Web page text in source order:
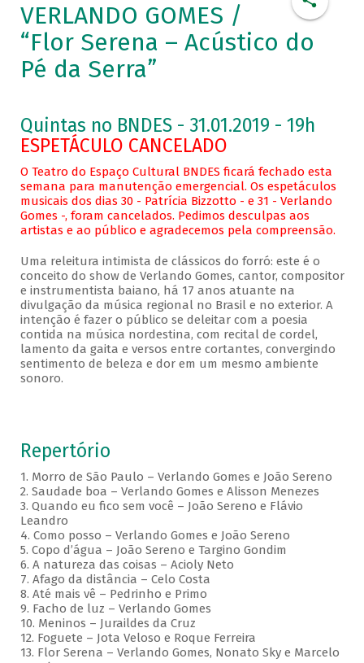
VERLANDO GOMES /
“Flor Serena – Acústico do
Pé da Serra”
Quintas no BNDES - 31.01.2019 - 19h
ESPETÁCULO CANCELADO
O Teatro do Espaço Cultural BNDES ficará fechado esta
semana para manutenção emergencial. Os espetáculos
musicais dos dias 30 - Patrícia Bizzotto - e 31 - Verlando
Gomes -, foram cancelados. Pedimos desculpas aos
artistas e ao público e agradecemos pela compreensão.
Uma releitura intimista de clássicos do forró: este é o
conceito do show de Verlando Gomes, cantor, compositor
e instrumentista baiano, há 17 anos atuante na
divulgação da música regional no Brasil e no exterior. A
intenção é fazer o público se deleitar com a poesia
contida na música nordestina, com recital de cordel,
lamento da gaita e versos entre cortantes, convergindo
sentimento de beleza e dor em um mesmo ambiente
sonoro.
Repertório
1. Morro de São Paulo – Verlando Gomes e João Sereno
2. Saudade boa – Verlando Gomes e Alisson Menezes
3. Quando eu fico sem você – João Sereno e Flávio
Leandro
4. Como posso – Verlando Gomes e João Sereno
5. Copo d’água – João Sereno e Targino Gondim
6. A natureza das coisas – Acioly Neto
7. Afago da distância – Celo Costa
8. Até mais vê – Pedrinho e Primo
9. Facho de luz – Verlando Gomes
10. Meninos – Juraildes da Cruz
12. Foguete – Jota Veloso e Roque Ferreira
13. Flor Serena – Verlando Gomes, Nonato Sky e Marcelo